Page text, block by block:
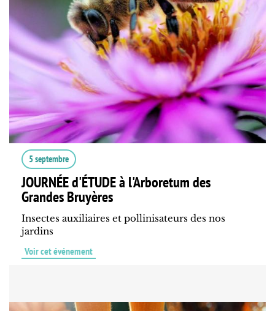
5 septembre
JOURNÉE d'ÉTUDE à l'Arboretum des
Grandes Bruyères
Insectes auxiliaires et pollinisateurs des nos
jardins
Voir cet événement